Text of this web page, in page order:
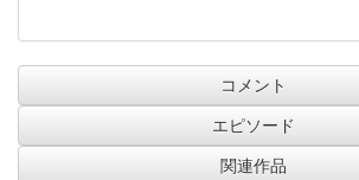
コメント
エピソード
関連作品